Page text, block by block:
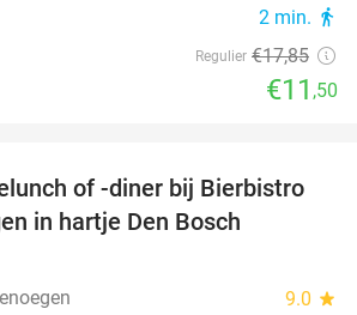
2 min. directions_walk
Regulier €17,85
€11 ,50
41%
of -diner bij Bierbistro
in hartje Den Bosch
9.0 star